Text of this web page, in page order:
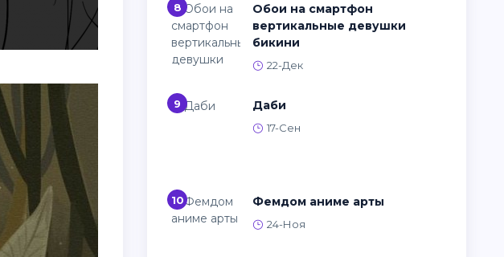
8
Обои на смартфон
вертикальные девушки
бикини
22-Дек
9 Даби
17-Сен
10 Фемдом аниме арты
24-Ноя